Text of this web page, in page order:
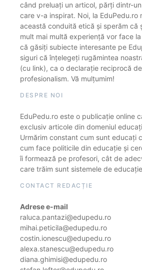
când preluați un articol, părți dintr-
care v-a inspirat. Noi, la EduPedu.ro
această conduită etică și sperăm că
mult mai multă experiență vor face
că găsiți subiecte interesante pe
siguri că înțelegeți rugămintea
(cu link), ca o declarație reciprocă
profesionalism. Vă mulțumim!
DESPRE NOI
EduPedu.ro este o publicație online
exclusiv articole din domeniul
Urmărim constant cum sunt educați
cum face politicile din educație și
îi formează pe profesori, cât de
care trăim sunt sistemele de
CONTACT REDACȚIE
Adrese e-mail
raluca.pantazi@edupedu.ro
mihai.peticila@edupedu.ro
costin.ionescu@edupedu.ro
alexa.stanescu@edupedu.ro
diana.ghimisi@edupedu.ro